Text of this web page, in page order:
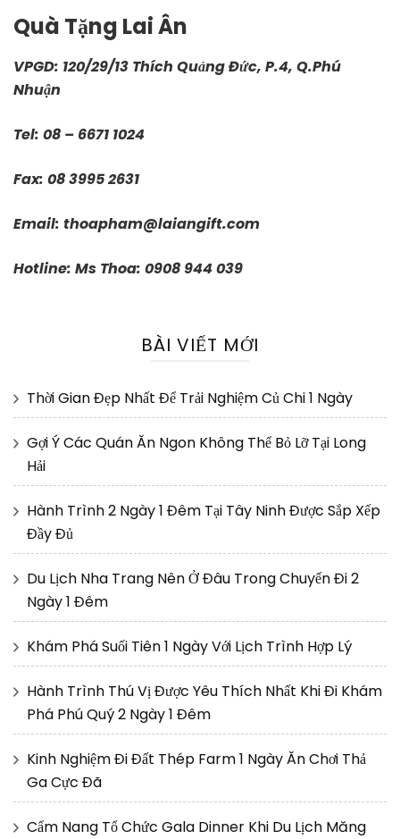
Quà Tặng Lai Ân
VPGD: 120/29/13 Thích Quảng Đức, P.4, Q.Phú
Nhuận
Tel: 08 – 6671 1024
Fax: 08 3995 2631
Email: thoapham@laiangift.com
Hotline: Ms Thoa: 0908 944 039
BÀI VIẾT MỚI
Thời Gian Đẹp Nhất Để Trải Nghiệm Củ Chi 1 Ngày
Gợi Ý Các Quán Ăn Ngon Không Thể Bỏ Lỡ Tại Long
Hải
Hành Trình 2 Ngày 1 Đêm Tại Tây Ninh Được Sắp Xếp
Đầy Đủ
Du Lịch Nha Trang Nên Ở Đâu Trong Chuyến Đi 2
Ngày 1 Đêm
Khám Phá Suối Tiên 1 Ngày Với Lịch Trình Hợp Lý
Hành Trình Thú Vị Được Yêu Thích Nhất Khi Đi Khám
Phá Phú Quý 2 Ngày 1 Đêm
Kinh Nghiệm Đi Đất Thép Farm 1 Ngày Ăn Chơi Thả
Ga Cực Đã
Cẩm Nang Tổ Chức Gala Dinner Khi Du Lịch Măng